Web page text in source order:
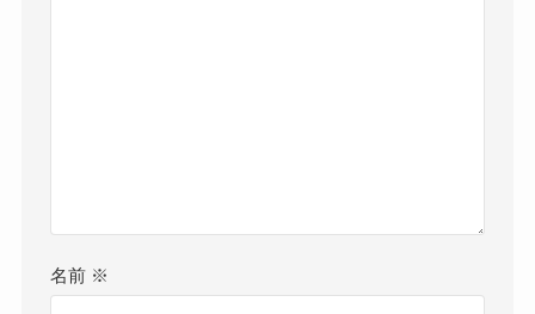
名前 ※